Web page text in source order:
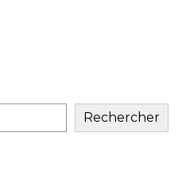
Rechercher